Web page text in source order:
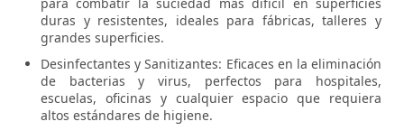
duras y resistentes, ideales para fábricas, talleres y
grandes superficies.
Desinfectantes y Sanitizantes: Eficaces en la eliminación
de bacterias y virus, perfectos para hospitales,
escuelas, oficinas y cualquier espacio que requiera
altos estándares de higiene.